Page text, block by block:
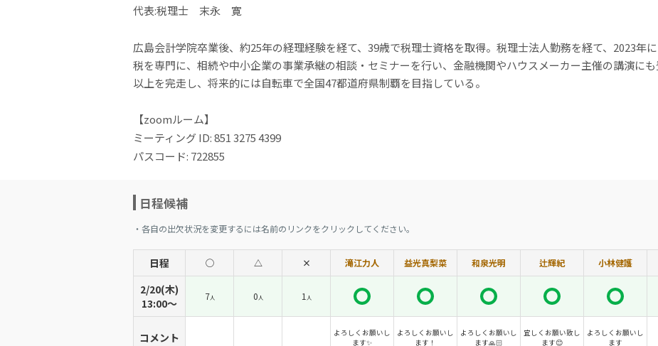
代表:税理士 末永 寛
広島会計学院卒業後、約25年の経理経験を経て、39歳で税理士資格を取得。税理士法人勤務を経て、2023年
税を専門に、相続や中小企業の事業承継の相談・セミナーを行い、金融機関やハウスメーカー主催の講演に
以上を完走し、将来的には自転車で全国47都道府県制覇を目指している。
【zoomルーム】
ミーティング ID: 851 3275 4399
パスコード: 722855
日程候補
・各自の出欠状況を変更するには名前のリンクをクリックしてください。
日程 ◯ △ × 滝江力人 益光真梨菜 和泉光明 辻輝紀 小林健護
2/20(木)
13:00〜
7人 0人 1 人
コメント
よろしくお願いし
ます✨
よろしくお願いし
ます！
よろしくお願いし
ます🙏🏻
宜しくお願い致し
ます😊
よろしくお願いし
ます